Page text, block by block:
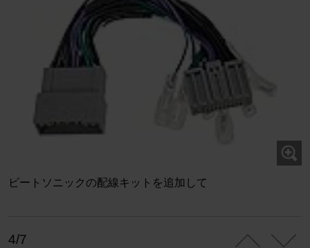
ビートソニックの配線キットを追加して
4/7